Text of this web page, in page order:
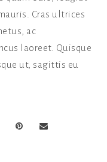
Cras ultrices
ac
laoreet. Quisque
ut, sagittis eu